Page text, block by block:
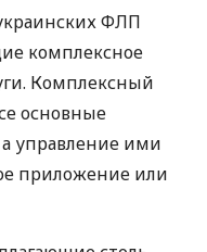
ФЛП
комплексное
Комплексный
основные
управление ими
приложение или